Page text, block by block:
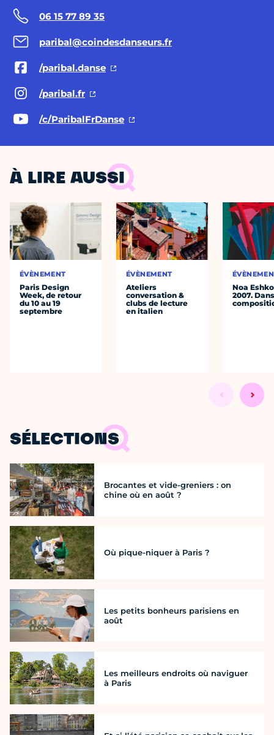
06 15 77 89 35
paribal@coindesdanseurs.fr
/paribal.danse
/paribal.fr
/c/ParibalFrDanse
À LIRE AUSSI
ÉVÈNEMENT
Paris Design
Week, de retour
du 10 au 19
septembre
ÉVÈNEMENT
Ateliers
conversation &
clubs de lecture
en italien
Noa
2007.
SÉLECTIONS
Brocantes et vide-greniers : on
chine où en août ?
Où pique-niquer à Paris ?
Les petits bonheurs parisiens en
août
Les meilleurs endroits où naviguer
à Paris